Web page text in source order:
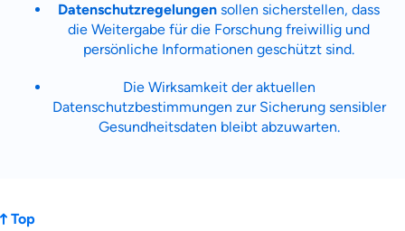
Datenschutzregelungen sollen sicherstellen, dass
die Weitergabe für die Forschung freiwillig und
persönliche Informationen geschützt sind.
Die Wirksamkeit der aktuellen
Datenschutzbestimmungen zur Sicherung sensibler
Gesundheitsdaten bleibt abzuwarten.
Top